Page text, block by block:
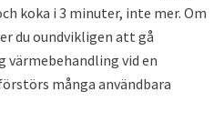
koka i 3 minuter, inte mer. Om
du oundvikligen att gå
värmebehandling vid en
många användbara